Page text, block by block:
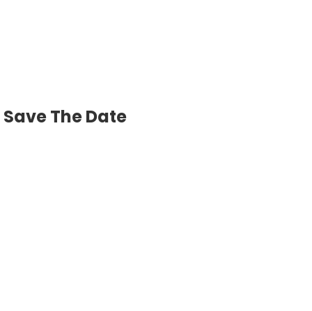
Save The Date